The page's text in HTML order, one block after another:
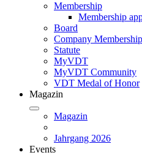
Membership
Membership
Board
Company Membership
Statute
MyVDT
MyVDT Community
VDT Medal of Honor
Magazin
Magazin
Jahrgang 2026
Events